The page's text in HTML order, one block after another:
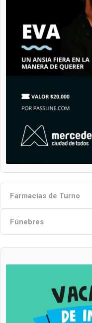
Farmacias de Turno
Fúnebres